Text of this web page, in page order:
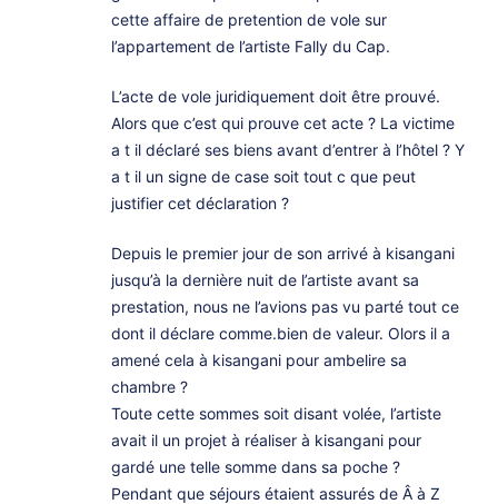
cette affaire de pretention de vole sur
l’appartement de l’artiste Fally du Cap.
L’acte de vole juridiquement doit être prouvé.
Alors que c’est qui prouve cet acte ? La victime
a t il déclaré ses biens avant d’entrer à l’hôtel ? Y
a t il un signe de case soit tout c que peut
justifier cet déclaration ?
Depuis le premier jour de son arrivé à kisangani
jusqu’à la dernière nuit de l’artiste avant sa
prestation, nous ne l’avions pas vu parté tout ce
dont il déclare comme.bien de valeur. Olors il a
amené cela à kisangani pour ambelire sa
chambre ?
Toute cette sommes soit disant volée, l’artiste
avait il un projet à réaliser à kisangani pour
gardé une telle somme dans sa poche ?
Pendant que séjours étaient assurés de Â à Z